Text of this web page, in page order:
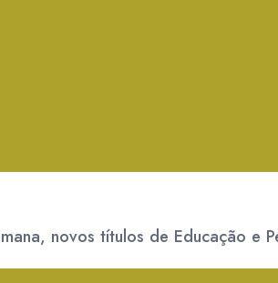
novos títulos de Educação e